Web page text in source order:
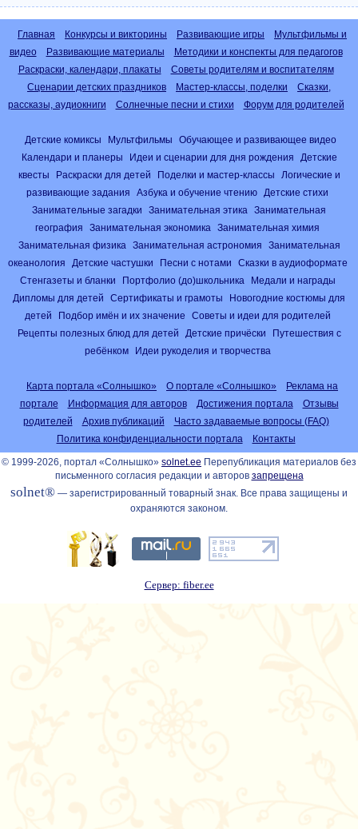
Главная Конкурсы и викторины Развивающие игры
Мультфильмы и
видео
Развивающие материалы
Методики и конспекты для педагогов
Раскраски, календари, плакаты
Советы родителям и воспитателям
Сценарии детских праздников
Мастер-классы, поделки
Сказки,
рассказы, аудиокниги
Солнечные песни и стихи Форум для родителей
Детские комиксы Мультфильмы
Обучающее и развивающее видео
Календари и планеры
Идеи и сценарии для дня рождения
Детские
квесты
Раскраски для детей Поделки и мастер-классы
Логические и
развивающие задания
Азбука и обучение чтению
Детские стихи
Занимательные загадки
Занимательная этика
Занимательная
география
Занимательная экономика
Занимательная химия
Занимательная физика
Занимательная астрономия
Занимательная
океанология
Детские частушки Песни с нотами
Сказки в аудиоформате
Стенгазеты и бланки
Портфолио (до)школьника
Медали и награды
Дипломы для детей
Сертификаты и грамоты
Новогодние костюмы для
детей
Подбор имён и их значение
Советы и идеи для родителей
Рецепты полезных блюд для детей
Детские причёски
Путешествия с
ребёнком
Идеи рукоделия и творчества
Карта портала «Солнышко» О портале «Солнышко»
Реклама на
портале
Информация для авторов Достижения портала
Отзывы
родителей
Архив публикаций
Часто задаваемые вопросы (FAQ)
Политика конфиденциальности портала
Контакты
© 1999-2026, портал «Солнышко» solnet.ee Перепубликация материалов без
письменного согласия редакции и авторов запрещена
solnet® — зарегистрированный товарный знак. Все права защищены и
охраняются законом.
Сервер: fiber.ee